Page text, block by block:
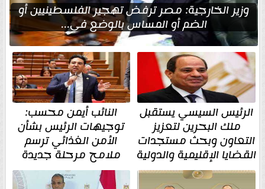
وزير الخارجية: مصر ترفض تهجير الفلسطينيين أو
الضم أو المساس بالوضع في...
الرئيس السيسي يستقبل
ملك البحرين لتعزيز
التعاون وبحث مستجدات
القضايا الإقليمية والدولية
النائب أيمن محسب:
توجيهات الرئيس بشأن
الأمن الغذائي ترسم
ملامح مرحلة جديدة